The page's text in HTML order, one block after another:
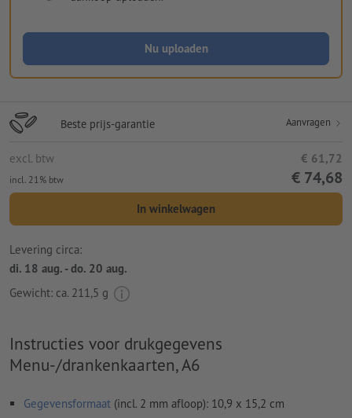
Nu uploaden
Beste prijs-garantie Aanvragen
excl. btw € 61,72
incl. 21% btw € 74,68
In winkelwagen
Levering circa:
di. 18 aug. - do. 20 aug.
Gewicht: ca. 211,5 g
Instructies voor drukgegevens
Menu-/drankenkaarten, A6
Gegevensformaat (incl. 2 mm afloop): 10,9 x 15,2 cm